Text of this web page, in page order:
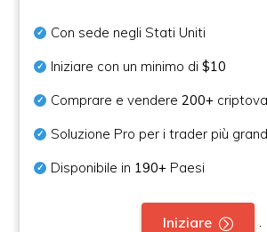
Con sede negli Stati Uniti
Iniziare con un minimo di$10
Comprare e vendere200+
Soluzione Pro per i trader più
Disponibile in 190+ Paesi
Iniziare